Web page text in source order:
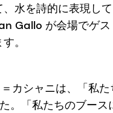
水を詩的に表現して
Gallo が会場でゲ
。
カシャニは、「私た
。「私たちのブース